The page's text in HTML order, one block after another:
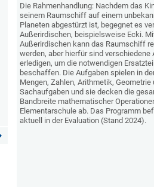
Die Rahmenhandlung: Nachdem das
seinem Raumschiff auf einem
Planeten abgestürzt ist, begegnet es
Außerirdischen, beispielsweise Ecki.
Außerirdischen kann das Raumschiff
werden, aber hierfür sind verschiedene
erledigen, um die notwendigen
beschaffen. Die Aufgaben spielen in
Mengen, Zahlen, Arithmetik, Geometrie
Sachaufgaben und sie decken die
Bandbreite mathematischer
Elementarschule ab. Das Programm
aktuell in der Evaluation (Stand 2024).